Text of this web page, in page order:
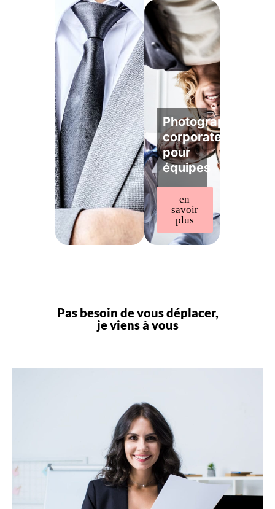
Photographe
corporate
pour
équipes
en
savoir
plus
Pas besoin de vous déplacer,
je viens à vous